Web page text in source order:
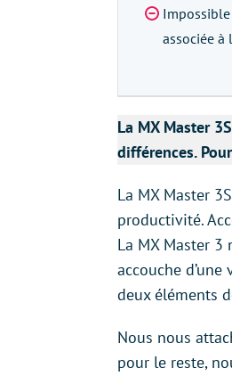
associée
La MX Master
différences.
La MX Master
productivité.
La MX Master
accouche
deux éléments
Nous nous
pour le reste,